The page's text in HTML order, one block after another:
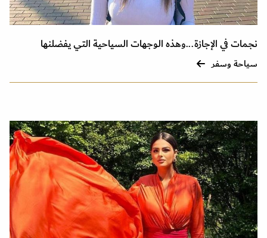
نجمات في الإجازة...وهذه الوجهات السياحية التي يفضلنها
سياحة وسفر